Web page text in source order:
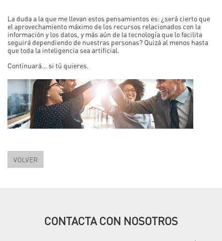
La duda a la que me llevan estos pensamientos es: ¿será cierto que
el aprovechamiento máximo de los recursos relacionados con la
información y los datos, y más aún de la tecnología que lo facilita
seguirá dependiendo de nuestras personas? Quizá al menos hasta
que toda la inteligencia sea artificial.
Continuará… si tú quieres.
VOLVER
CONTACTA CON NOSOTROS